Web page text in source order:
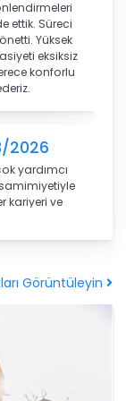
anonim
5
İşleme
5.
bu
ettik. Süreci
Yüksek
eksiksiz
konforlu
2026
yardımcı
kariyeri ve
2026
2026
Görüntüleyin